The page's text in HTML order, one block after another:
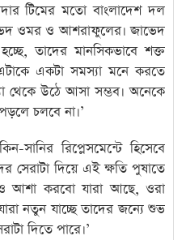
টিমের মতো বাংলাদেশ দল
ওমর ও আশরাফুলের‌। জাভেদ
তাদের মানসিকভাবে শক্ত
একটা সমস্যা মনে করতে
থেকে উঠে আসা সম্ভব। অনেকে
চলবে না।’
রিপ্লেসমেন্টে হিসেবে
সেরাটা দিয়ে এই ক্ষতি পুষাতে
আশা করবো যারা আছে, ওরা
নতুন যাচ্ছে তাদের জন্যে শুভ
দিতে পারে।’